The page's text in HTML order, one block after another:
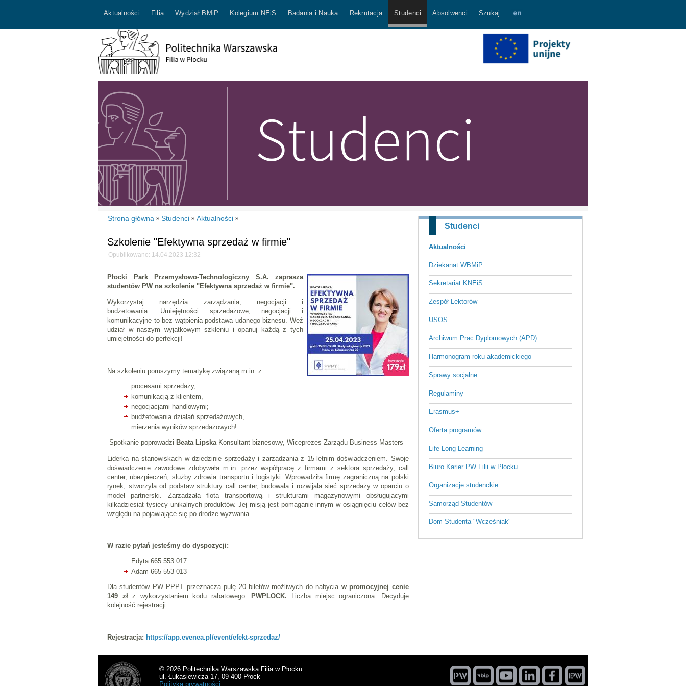
Aktualności Filia Wydział BMiP Kolegium NEiS Badania i Nauka Rekrutacja Studenci Absolwenci Szukaj
Studenci
Aktualności
Dziekanat WBMiP
Sekretariat KNEiS
Zespół Lektorów
USOS
Archiwum Prac Dyplomowych (APD)
Harmonogram roku akademickiego
Sprawy socjalne
Regulaminy
Erasmus+
Oferta programów
Life Long Learning
Biuro Karier PW Filii w Płocku
Organizacje studenckie
Samorząd Studentów
Dom Studenta "Wcześniak"
Strona główna » Studenci » Aktualności »
Szkolenie "Efektywna sprzedaż w firmie"
Opublikowano: 14.04.2023 12:32
Płocki Park Przemysłowo-Technologiczny S.A. zaprasza
studentów PW na szkolenie "Efektywna sprzedaż w firmie".
Wykorzystaj narzędzia zarządzania, negocjacji i
budżetowania.
Umiejętności sprzedażowe, negocjacji i
komunikacyjne to bez wątpienia podstawa udanego biznesu. Weź
udział w naszym wyjątkowym szkleniu i opanuj każdą z tych
umiejętności do perfekcji!
Na szkoleniu poruszymy tematykę związaną m.in. z:
procesami sprzedaży,
komunikacją z klientem,
negocjacjami handlowymi;
budżetowania działań sprzedażowych,
mierzenia wyników sprzedażowych!
Spotkanie poprowadzi Beata Lipska Konsultant biznesowy, Wiceprezes Zarządu Business Masters
Liderka na stanowiskach w dziedzinie sprzedaży i zarządzania z 15-letnim doświadczeniem. Swoje
doświadczenie zawodowe zdobywała m.in. przez współpracę z firmami z sektora sprzedaży, call
center, ubezpieczeń, służby zdrowia transportu i logistyki. Wprowadziła firmę zagraniczną na polski
rynek, stworzyła od podstaw struktury call center, budowała i rozwijała sieć sprzedaży w oparciu o
model partnerski. Zarządzała flotą transportową i strukturami magazynowymi obsługującymi
kilkadziesiąt tysięcy unikalnych produktów. Jej misją jest pomaganie innym w osiągnięciu celów bez
względu na pojawiające się po drodze wyzwania.
W razie pytań jesteśmy do dyspozycji:
Edyta 665 553 017
Adam 665 553 013
Dla studentów PW PPPT przeznacza pulę 20 biletów możliwych do nabycia w promocyjnej cenie
149 złz wykorzystaniem kodu rabatowego: PWPLOCK.
Liczba miejsc ograniczona. Decyduje
kolejność rejestracji.
Rejestracja: https://app.evenea.pl/event/efekt-sprzedaz/
© 2026 Politechnika Warszawska Filia w Płocku
ul. Łukasiewicza 17, 09-400 Płock
Polityka prywatności